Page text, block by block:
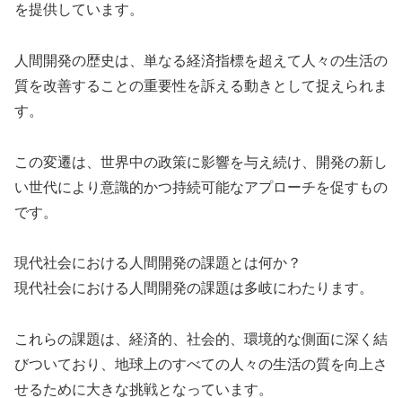
を提供しています。
人間開発の歴史は、単なる経済指標を超えて人々の生活の
質を改善することの重要性を訴える動きとして捉えられま
す。
この変遷は、世界中の政策に影響を与え続け、開発の新し
い世代により意識的かつ持続可能なアプローチを促すもの
です。
現代社会における人間開発の課題とは何か？
現代社会における人間開発の課題は多岐にわたります。
これらの課題は、経済的、社会的、環境的な側面に深く結
びついており、地球上のすべての人々の生活の質を向上さ
せるために大きな挑戦となっています。